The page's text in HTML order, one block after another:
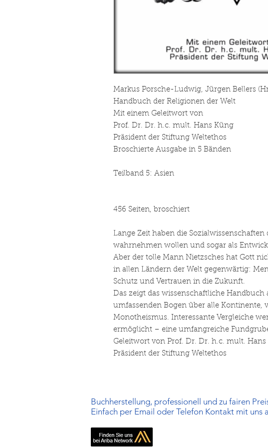
Markus Porsche-Ludwig, Jürgen Bellers
Handbuch der Religionen der Welt
Mit einem Geleitwort von
Prof. Dr. Dr. h.c. mult. Hans Küng
Präsident der Stiftung Weltethos
Broschierte Ausgabe in 5 Bänden
Teilband 5: Asien
456 Seiten, broschiert
Lange Zeit haben die
wahrnehmen wollen und sogar als
Aber der tolle Mann Nietzsches hat Gott
in allen Ländern der Welt gegenwärtig:
Schutz und Vertrauen in die Zukunft.
Das zeigt das wissenschaftliche Handbuch
umfassenden Bogen über alle Kontinente,
Monotheismus. Interessante Vergleiche
ermöglicht – eine umfangreiche
Geleitwort von Prof. Dr. Dr. h.c. mult. Hans
Präsident der Stiftung Weltethos
Buchherstellung, professionell und zu fairen
Einfach per Email oder Telefon Kontakt mit uns